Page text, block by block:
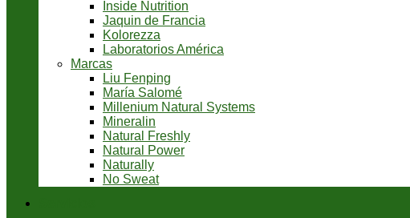
Inside Nutrition
Jaquin de Francia
Kolorezza
Laboratorios América
Marcas
Liu Fenping
María Salomé
Millenium Natural Systems
Mineralin
Natural Freshly
Natural Power
Naturally
No Sweat